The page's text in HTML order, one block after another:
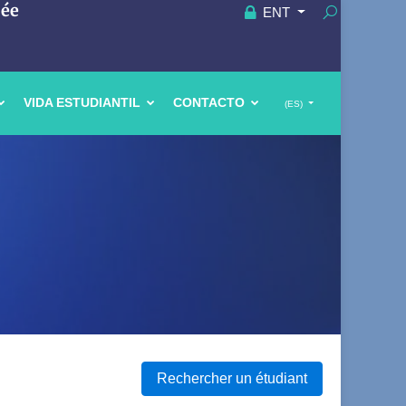
ENT
(ES)
VIDA ESTUDIANTIL CONTACTO
Rechercher un étudiant